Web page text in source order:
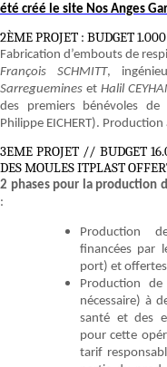
été créé le site Nos Anges
2ÈME PROJET : BUDGET
Fabrication d’embouts de
François SCHMITT,
Sarreguemines et Halil
des premiers bénévoles
Philippe EICHERT).
3EME PROJET // BUDGET
DES MOULES ITPLAST
2 phases pour la production
:
Production
financées par
port) et
Production
nécessaire) à
santé et des
pour cette
tarif